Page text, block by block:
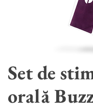
Set de
orală